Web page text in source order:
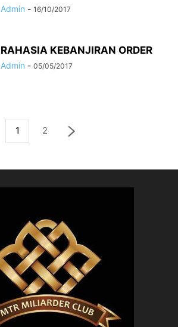
Admin - 16/10/2017
RAHASIA KEBANJIRAN ORDER
Admin - 05/05/2017
1 2